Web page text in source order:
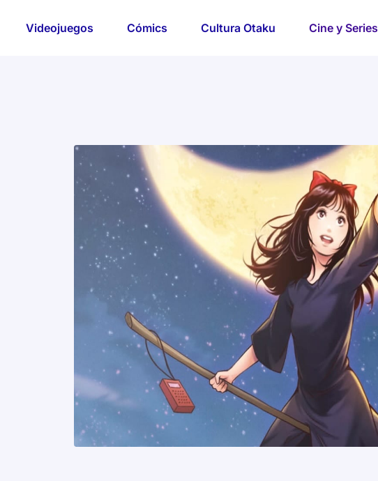
Videojuegos Cómics Cultura Otaku Cine y Series